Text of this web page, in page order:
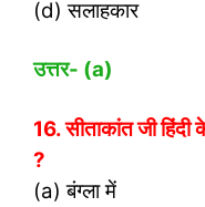
(d) सलाहकार
उत्तर- (a)
16. सीताकांत जी
?
(a) बंग्ला में